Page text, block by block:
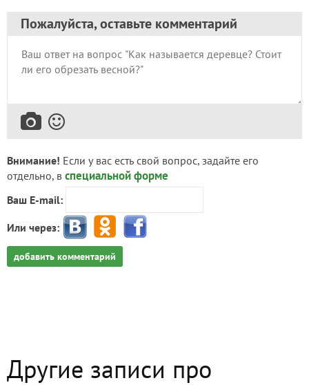
Пожалуйста, оставьте комментарий
Внимание! Если у вас есть свой вопрос, задайте его
отдельно, в специальной форме
Ваш E-mail:
Или через:
добавить комментарий
Другие записи про